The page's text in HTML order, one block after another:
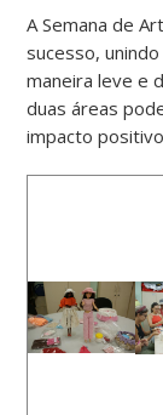
A Semana de
sucesso,
maneira leve e
duas áreas
impacto